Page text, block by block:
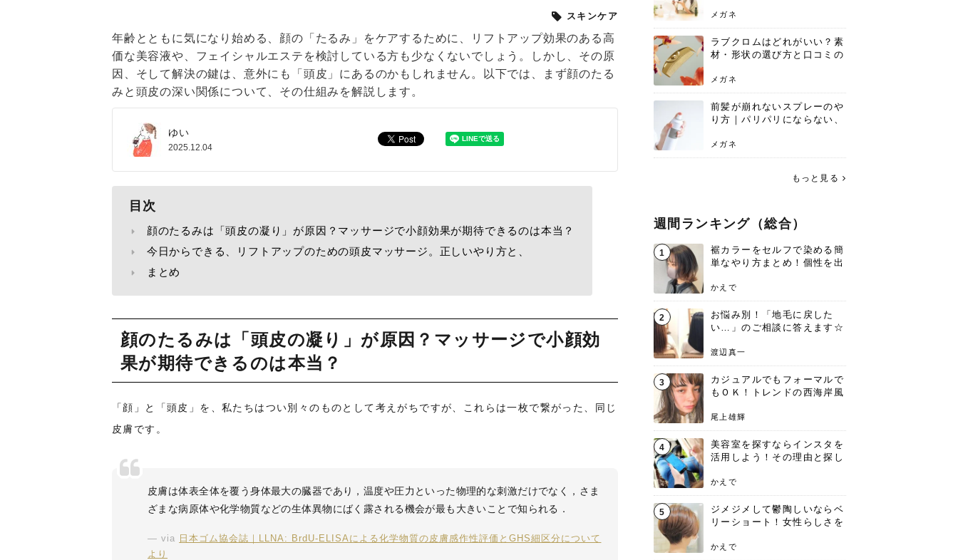
スキンケア
年齢とともに気になり始める、顔の「たるみ」をケアするために、リフトアップ効果のある高
価な美容液や、フェイシャルエステを検討している方も少なくないでしょう。しかし、その原
因、そして解決の鍵は、意外にも「頭皮」にあるのかもしれません。以下では、まず顔のたる
みと頭皮の深い関係について、その仕組みを解説します。
ゆい
2025.12.04
目次
顔のたるみは「頭皮の凝り」が原因？マッサージで小顔効果が期待できるのは本当？
今日からできる、リフトアップのための頭皮マッサージ。正しいやり方と、
まとめ
顔のたるみは「頭皮の凝り」が原因？マッサージで小顔効
果が期待できるのは本当？
「顔」と「頭皮」を、私たちはつい別々のものとして考えがちですが、これらは一枚で繋がった、同じ
皮膚です。
皮膚は体表全体を覆う身体最大の臓器であり，温度や圧力といった物理的な刺激だけでなく，さま
ざまな病原体や化学物質などの生体異物にばく露される機会が最も大きいことで知られる．
via
日本ゴム協会誌｜LLNA: BrdU-ELISAによる化学物質の皮膚感作性評価とGHS細区分について
より
使いのメリット
メガネ
ラブクロムはどれがいい？素
材・形状の選び方と口コミの
メガネ
前髪が崩れないスプレーのや
り方｜パリパリにならない、
メガネ
もっと見る
週間ランキング（総合）
1
裾カラーをセルフで染める簡
単なやり方まとめ！個性を出
かえで
2
お悩み別！「地毛に戻した
い…」のご相談に答えます☆
渡辺真一
3
カジュアルでもフォーマルで
もＯＫ！トレンドの西海岸風
尾上雄輝
4
美容室を探すならインスタを
活用しよう！その理由と探し
かえで
5
ジメジメして鬱陶しいならベ
リーショート！女性らしさを
かえで